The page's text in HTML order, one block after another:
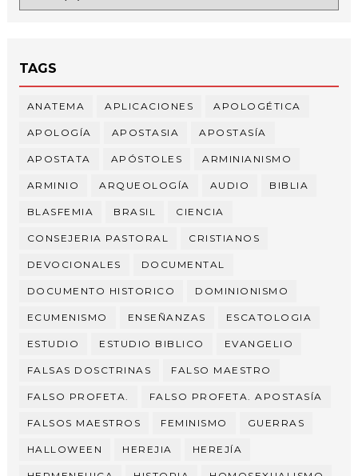
TAGS
ANATEMA APLICACIONES APOLOGÉTICA
APOLOGÍA APOSTASIA APOSTASÍA
APOSTATA APÓSTOLES ARMINIANISMO
ARMINIO ARQUEOLOGÍA AUDIO BIBLIA
BLASFEMIA BRASIL CIENCIA
CONSEJERIA PASTORAL CRISTIANOS
DEVOCIONALES DOCUMENTAL
DOCUMENTO HISTORICO DOMINIONISMO
ECUMENISMO ENSEÑANZAS ESCATOLOGIA
ESTUDIO ESTUDIO BIBLICO EVANGELIO
FALSAS DOSCTRINAS FALSO MAESTRO
FALSO PROFETA. FALSO PROFETA. APOSTASÍA
FALSOS MAESTROS FEMINISMO GUERRAS
HALLOWEEN HEREJIA HEREJÍA